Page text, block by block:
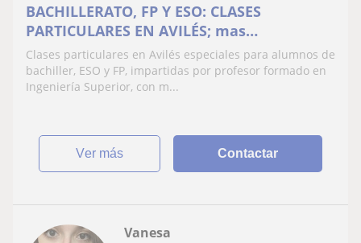
BACHILLERATO, FP Y ESO: CLASES
PARTICULARES EN AVILÉS; mas
personalizadas que en Academia o Centro
de estudios
Clases particulares en Avilés especiales para alumnos de
bachiller, ESO y FP, impartidas por profesor formado en
Ingeniería Superior, con m...
ver más Contactar
Vanesa